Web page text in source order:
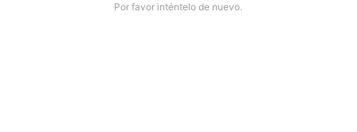
Por favor inténtelo de nuevo.